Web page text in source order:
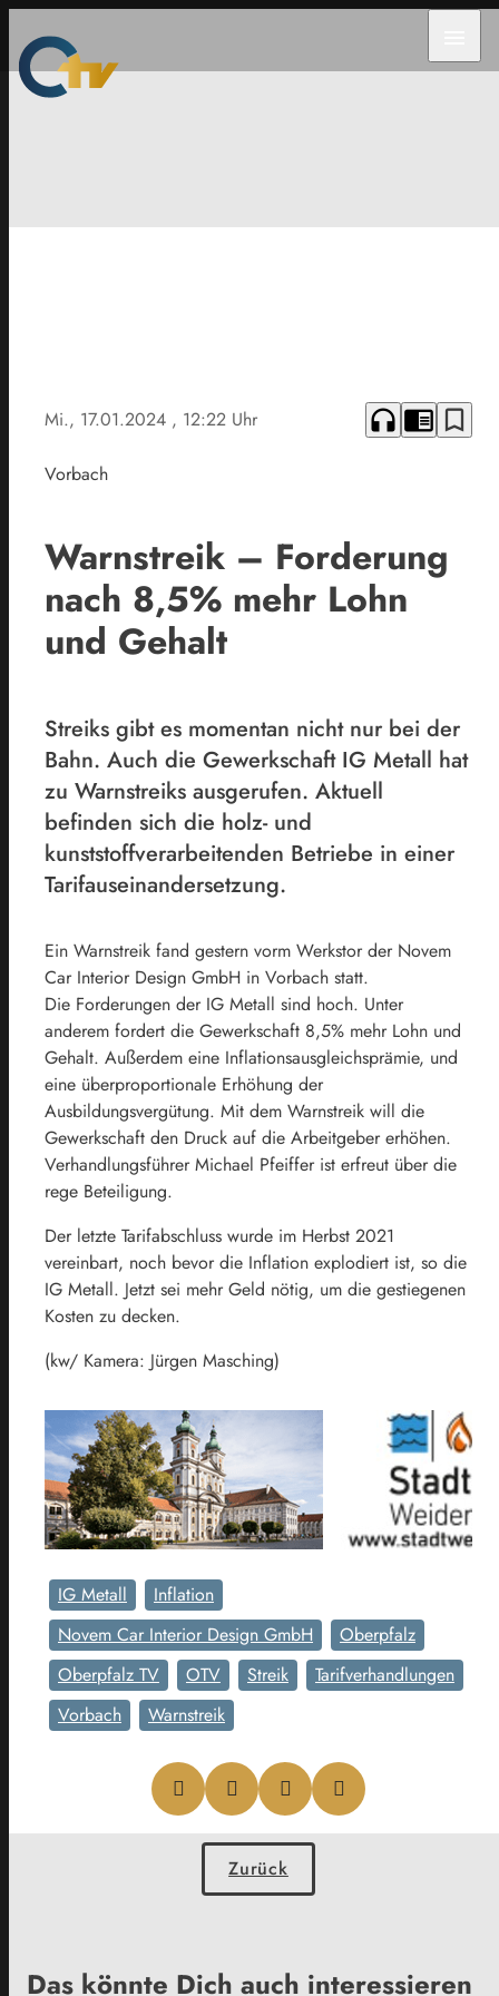
Mi., 17.01.2024 , 12:22 Uhr headphones chrome_reader_mode bookmark_border
Vorbach
Warnstreik – Forderung
nach 8,5% mehr Lohn
und Gehalt
Streiks gibt es momentan nicht nur bei der
Bahn. Auch die Gewerkschaft IG Metall hat
zu Warnstreiks ausgerufen. Aktuell
befinden sich die holz- und
kunststoffverarbeitenden Betriebe in einer
Tarifauseinandersetzung.
Ein Warnstreik fand gestern vorm Werkstor der Novem
Car Interior Design GmbH in Vorbach statt.
Die Forderungen der IG Metall sind hoch. Unter
anderem fordert die Gewerkschaft 8,5% mehr Lohn und
Gehalt. Außerdem eine Inflationsausgleichsprämie, und
eine überproportionale Erhöhung der
Ausbildungsvergütung. Mit dem Warnstreik will die
Gewerkschaft den Druck auf die Arbeitgeber erhöhen.
Verhandlungsführer Michael Pfeiffer ist erfreut über die
rege Beteiligung.
Der letzte Tarifabschluss wurde im Herbst 2021
vereinbart, noch bevor die Inflation explodiert ist, so die
IG Metall. Jetzt sei mehr Geld nötig, um die gestiegenen
Kosten zu decken.
(kw/ Kamera: Jürgen Masching)
IG Metall
Inflation
Novem Car Interior Design GmbH
Oberpfalz
Oberpfalz TV
OTV Streik
Tarifverhandlungen
Vorbach
Warnstreik
Zurück
Das könnte Dich auch interessieren